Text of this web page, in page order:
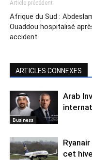
Article précédent
Afrique du Sud :
Ouaddou hospitalisé
accident
ARTICLES CONNEXES
Business
Arab
cet